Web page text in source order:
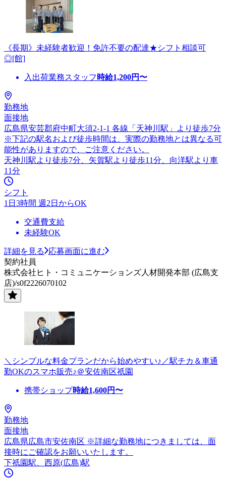
《長期》未経験者歓迎！免許不要の配達★シフト相談可
◎[館]
入出荷業務スタッフ 時給1,200円〜
勤務地
面接地
広島県安芸郡府中町大須2-1-1 各線「天神川駅」より徒歩7分
※下記の駅名および徒歩時間は、実際の勤務地とは異なる可
能性がありますので、ご注意ください。
天神川駅より徒歩7分、矢賀駅より徒歩11分、向洋駅より車
11分
シフト
1日3時間 週2日からOK
交通費支給
未経験OK
詳細を見る
応募画面に進む
契約社員
株式会社ヒト・コミュニケーションズ人材開発本部 (広島支
店)/s0f2226070102
＼シンプルな料金プランだから始めやすい♪／駅チカ＆車通
勤OKのスマホ販売♪＠安佐南区祇園
携帯ショップ時給1,600円〜
勤務地
面接地
広島県広島市安佐南区 ※詳細な勤務地につきましては、面
接時にご確認をお願いいたします。
下祇園駅、西原(広島)駅